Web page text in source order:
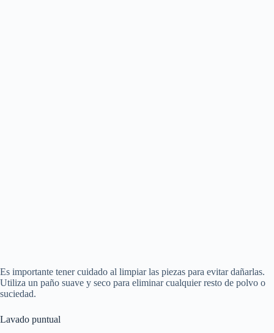
Es importante tener cuidado al limpiar las piezas para evitar dañarlas.
Utiliza un paño suave y seco para eliminar cualquier resto de polvo o
suciedad.
Lavado puntual